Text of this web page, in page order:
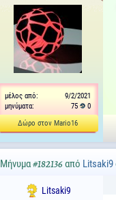
μέλος από:
9/2/2021
μηνύματα:
75
0
Δώρο στον Mario16
Μήνυμα #182136 από Litsaki9
Litsaki9